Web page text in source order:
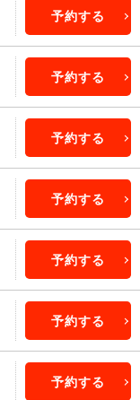
予約する
予約する
予約する
予約する
予約する
予約する
予約する